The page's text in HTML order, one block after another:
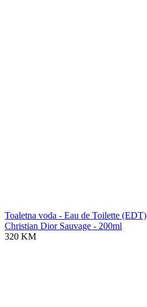
Toaletna voda - Eau de Toilette (EDT)
Christian Dior Sauvage - 200ml
320 KM